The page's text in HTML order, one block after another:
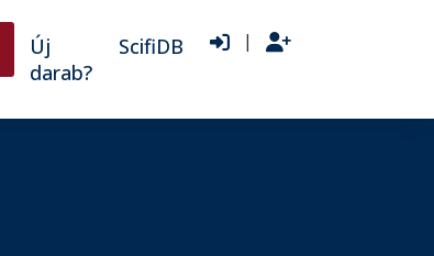
Új
darab?
ScifiDB |